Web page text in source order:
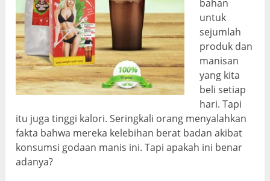
bahan
untuk
sejumlah
produk dan
manisan
yang kita
beli setiap
hari. Tapi
itu juga tinggi kalori. Seringkali orang menyalahkan
fakta bahwa mereka kelebihan berat badan akibat
konsumsi godaan manis ini. Tapi apakah ini benar
adanya?